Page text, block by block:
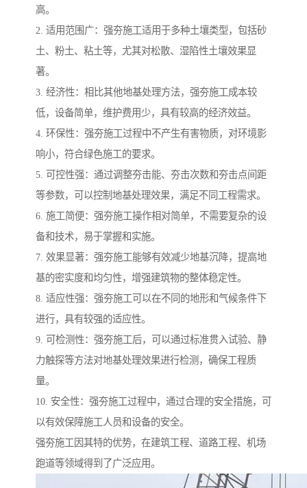
高。
2. 适用范围广：强夯施工适用于多种土壤类型，包括砂
土、粉土、粘土等，尤其对松散、湿陷性土壤效果显
著。
3. 经济性：相比其他地基处理方法，强夯施工成本较
低，设备简单，维护费用少，具有较高的经济效益。
4. 环保性：强夯施工过程中不产生有害物质，对环境影
响小，符合绿色施工的要求。
5. 可控性强：通过调整夯击能、夯击次数和夯击点间距
等参数，可以控制地基处理效果，满足不同工程需求。
6. 施工简便：强夯施工操作相对简单，不需要复杂的设
备和技术，易于掌握和实施。
7. 效果显著：强夯施工能够有效减少地基沉降，提高地
基的密实度和均匀性，增强建筑物的整体稳定性。
8. 适应性强：强夯施工可以在不同的地形和气候条件下
进行，具有较强的适应性。
9. 可检测性：强夯施工后，可以通过标准贯入试验、静
力触探等方法对地基处理效果进行检测，确保工程质
量。
10. 安全性：强夯施工过程中，通过合理的安全措施，可
以有效保障施工人员和设备的安全。
强夯施工因其特的优势，在建筑工程、道路工程、机场
跑道等领域得到了广泛应用。